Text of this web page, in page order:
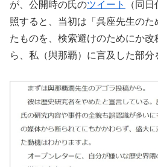
が、公開時の氏のツイート
（同
照すると、当初は「呉座先生の
たものを、検索避けのためにか
ら、私（與那覇）に言及した部分